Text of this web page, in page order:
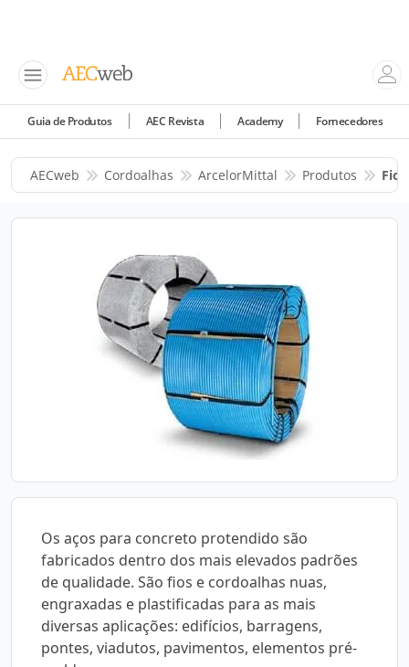
Guia de Produtos AEC Revista Academy Fornecedores
AECweb Cordoalhas ArcelorMittal Produtos
Os aços para concreto protendido são
fabricados dentro dos mais elevados padrões
de qualidade. São fios e cordoalhas nuas,
engraxadas e plastificadas para as mais
diversas aplicações: edifícios, barragens,
pontes, viadutos, pavimentos, elementos pré-